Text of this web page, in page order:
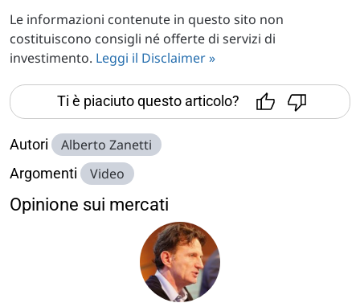
Le informazioni contenute in questo sito non
costituiscono consigli né offerte di servizi di
investimento. Leggi il Disclaimer »
Ti è piaciuto questo articolo?
Autori Alberto Zanetti
Argomenti Video
Opinione sui mercati